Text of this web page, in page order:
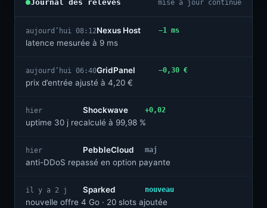
Journal des relevés mise à jour continue
aujourd’hui 08:12Nexus Host
latence mesurée à 9 ms
−1 ms
aujourd’hui 06:40GridPanel
prix d’entrée ajusté à 4,20 €
−0,30 €
hier
Shockwave
uptime 30 j recalculé à 99,98 %
+0,02
hier
PebbleCloud
anti-DDoS repassé en option payante
maj
il y a 2 j
Sparked
nouvelle offre 4 Go · 20 slots ajoutée
nouveau